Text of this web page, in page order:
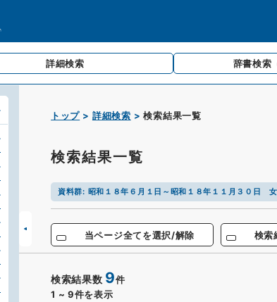
詳細検索 辞書検索
トップ 詳細検索 検索結果一覧
検索結果一覧
資料群: 昭和１８年６月１日～昭和１８年１１月３０日
当ページ全てを選択/解除 検索
検索結果数 9件
1 ~ 9件を表示